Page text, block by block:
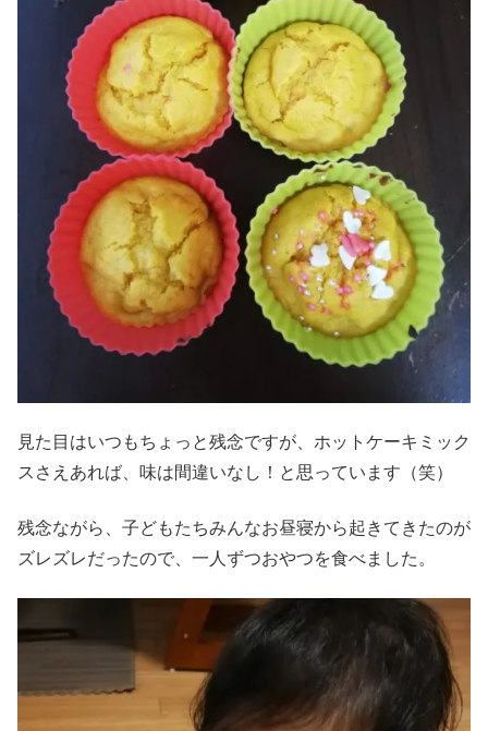
見た目はいつもちょっと残念ですが、ホットケーキミック
スさえあれば、味は間違いなし！と思っています（笑）
残念ながら、子どもたちみんなお昼寝から起きてきたのが
ズレズレだったので、一人ずつおやつを食べました。